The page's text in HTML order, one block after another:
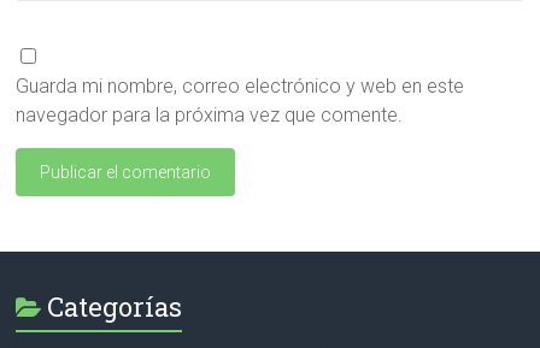
Guarda mi nombre, correo electrónico y web en este
navegador para la próxima vez que comente.
Categorías